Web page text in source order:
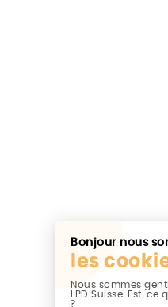
Bonjour nous
les
Nous sommes
LPD Suisse. Est-
?